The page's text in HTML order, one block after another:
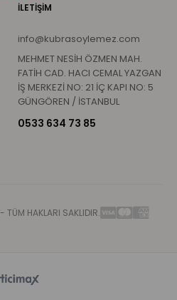
İLETİŞİM
info@kubrasoylemez.com
MEHMET NESİH ÖZMEN MAH.
FATİH CAD. HACI CEMAL YAZGAN
İŞ MERKEZİ NO: 21 İÇ KAPI NO: 5
GÜNGÖREN / İSTANBUL
0533 634 73 85
- TÜM HAKLARI SAKLIDIR.